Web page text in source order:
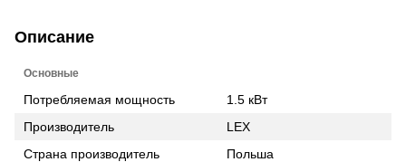
Описание
Основные
Потребляемая мощность
1.5 кВт
Производитель
LEX
Страна производитель
Польша